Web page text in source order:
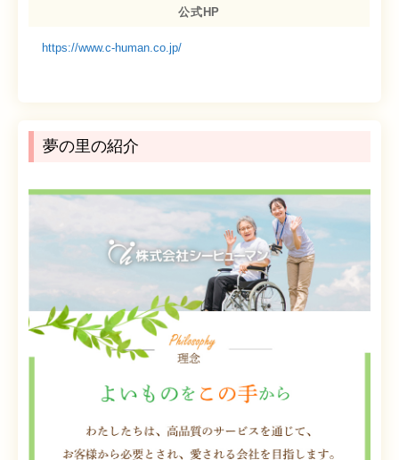
公式HP
https://www.c-human.co.jp/
夢の里の紹介